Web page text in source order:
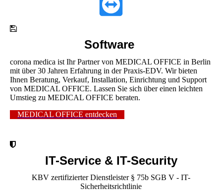
Software
corona medica ist Ihr Partner von MEDICAL OFFICE in Berlin
mit über 30 Jahren Erfahrung in der Praxis-EDV. Wir bieten
Ihnen Beratung, Verkauf, Installation, Einrichtung und Support
von MEDICAL OFFICE. Lassen Sie sich über einen leichten
Umstieg zu MEDICAL OFFICE beraten.
MEDICAL OFFICE entdecken
IT-Service & IT-Security
KBV zertifizierter Dienstleister § 75b SGB V - IT-
Sicherheitsrichtlinie